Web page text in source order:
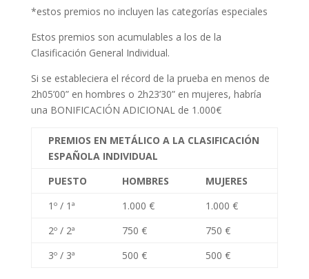
*estos premios no incluyen las categorías especiales
Estos premios son acumulables a los de la
Clasificación General Individual.
Si se estableciera el récord de la prueba en menos de
2h05’00” en hombres o 2h23’30” en mujeres, habría
una BONIFICACIÓN ADICIONAL de 1.000€
PREMIOS EN METÁLICO A LA CLASIFICACIÓN
ESPAÑOLA INDIVIDUAL
PUESTO
HOMBRES
MUJERES
1º / 1ª
1.000 €
1.000 €
2º / 2ª
750 €
750 €
3º / 3ª
500 € 500 €